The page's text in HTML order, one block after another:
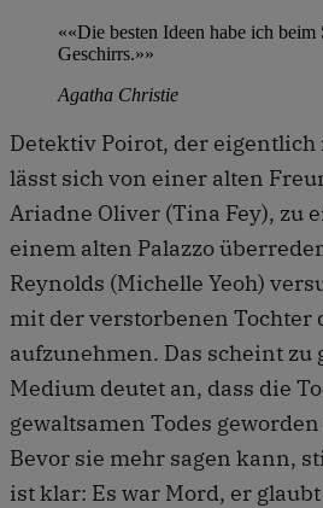
««Die besten Ideen habe ich beim
Geschirrs.»»
Agatha Christie
Detektiv Poirot, der eigentlich
lässt sich von einer alten
Ariadne Oliver (Tina Fey), zu
einem alten Palazzo
Reynolds (Michelle Yeoh)
mit der verstorbenen Tochter
aufzunehmen. Das scheint zu
Medium deutet an, dass die
gewaltsamen Todes
Bevor sie mehr sagen kann,
ist klar: Es war Mord, er